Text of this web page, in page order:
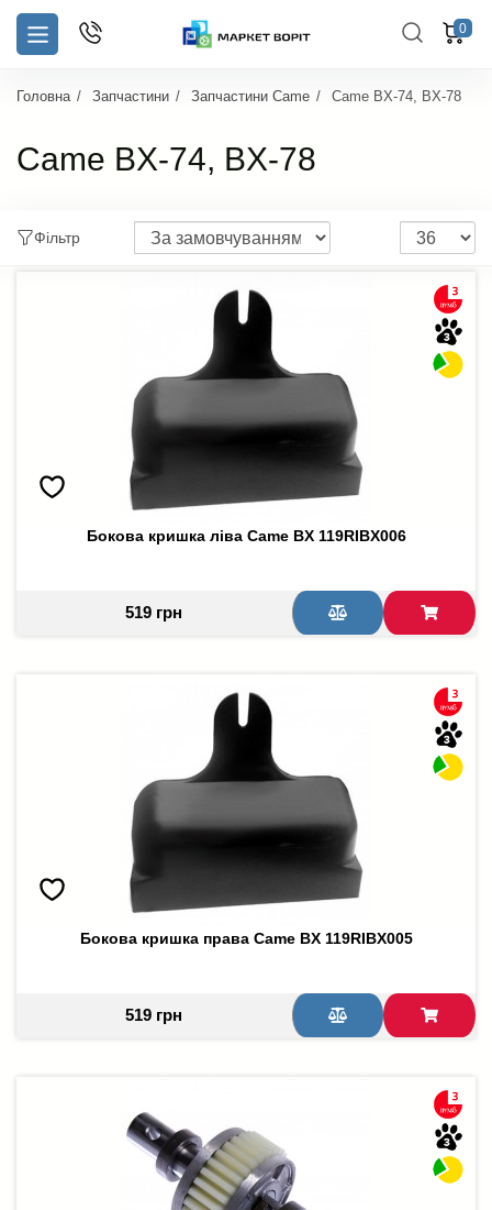
0
Головна Запчастини Запчастини Came Came BX-74, BX-78
Came BX-74, BX-78
Фільтр
Бокова кришка ліва Came BX 119RIBX006
519 грн
Бокова кришка права Came BX 119RIBX005
519 грн